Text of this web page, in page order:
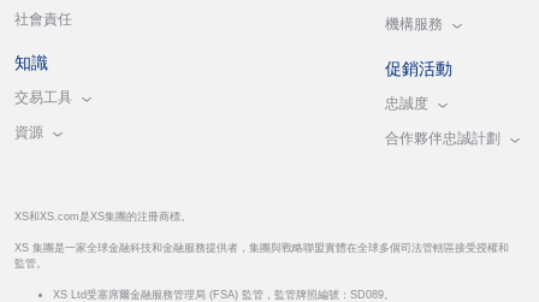
社會責任
知識
交易工具
資源
機構服務
促銷活動
忠誠度
合作夥伴忠誠計劃
XS和XS.com是XS集團的注冊商標。
XS 集團是一家全球金融科技和金融服務提供者，集團與戰略聯盟實體在全球多個司法管轄區接受授權和
監管。
XS Ltd受塞席爾金融服務管理局 (FSA) 監管，監管牌照編號：SD089。